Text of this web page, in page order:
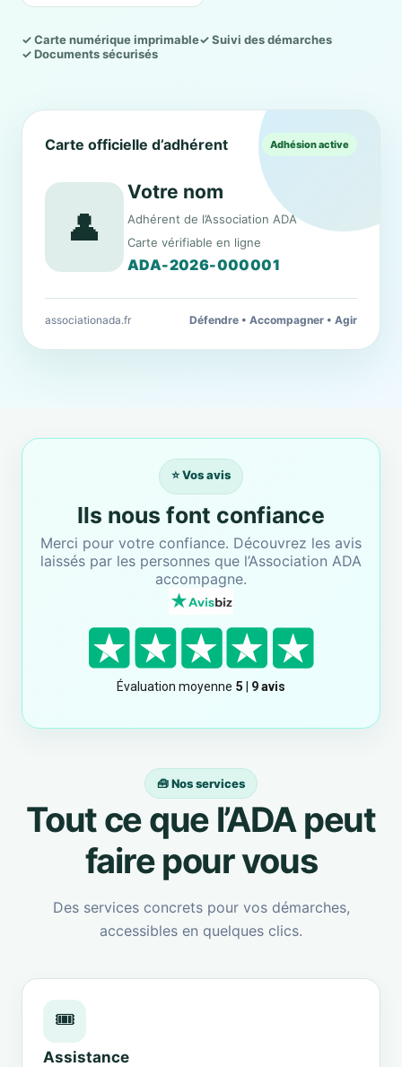
✓ Carte numérique imprimable✓ Suivi des démarches
✓ Documents sécurisés
Carte officielle d’adhérent Adhésion active
👤
Votre nom
Adhérent de l’Association ADA
Carte vérifiable en ligne
ADA-2026-000001
associationada.fr Défendre • Accompagner • Agir
⭐ Vos avis
Ils nous font confiance
Merci pour votre confiance. Découvrez les avis
laissés par les personnes que l’Association ADA
accompagne.
🧰 Nos services
Tout ce que l’ADA peut
faire pour vous
Des services concrets pour vos démarches,
accessibles en quelques clics.
🎟️
Assistance